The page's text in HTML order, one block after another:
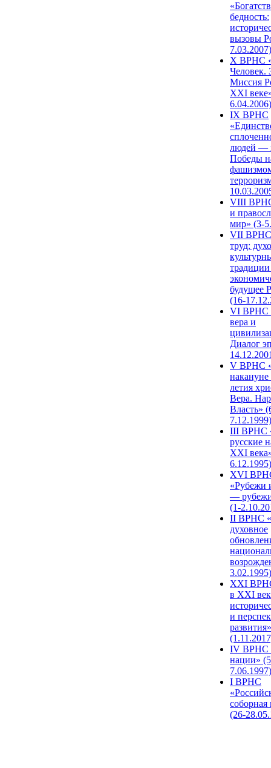
бедность:
вызовы
7.03.2007)
X ВРНС
Человек.
Миссия
XXI
6.04.2006)
IX ВРНС
людей —
Победы
VIII
и
мир» (3-
VII ВРНС
труд:
будущее
(16-
VI ВРНС
вера и
Диалог
V ВРНС
накануне
летия
Вера.
Власть»
7.12.1999)
III ВРНС
русские
XXI
6.12.1995)
XVI
«Рубежи
—
(1-
II ВРНС
духовное
3.02.1995)
XХI
в XXI
и
развития»
IV ВРНС
нации»
7.06.1997)
I ВРНС
(26-